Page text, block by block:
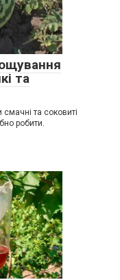
та
та соковиті
робити.